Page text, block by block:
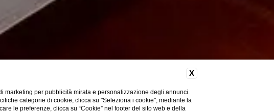
X
marketing per pubblicità mirata e personalizzazione degli annunci.
categorie di cookie, clicca su "Seleziona i cookie"; mediante la
le preferenze, clicca su “Cookie” nel footer del sito web e della